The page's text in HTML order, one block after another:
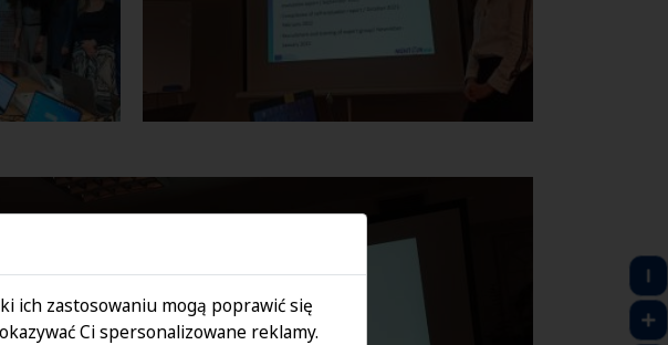
ich zastosowaniu mogą poprawić się
Ci spersonalizowane reklamy.